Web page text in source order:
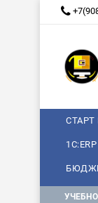
СТАРТ
1С:ERP